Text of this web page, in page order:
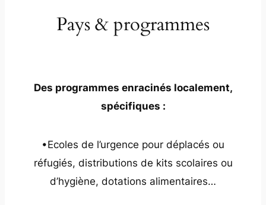
Pays & programmes
Des programmes enracinés localement,
spécifiques :
•Ecoles de l’urgence pour déplacés ou
réfugiés, distributions de kits scolaires ou
d’hygiène, dotations alimentaires…